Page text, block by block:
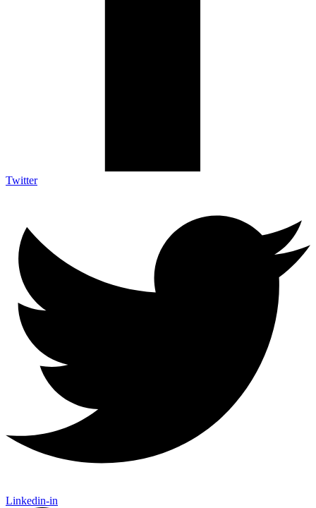
Twitter
Linkedin-in